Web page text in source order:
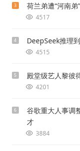
3 荷兰弟遭“河南
4517
4 DeepSeek推理
4515
5 殿堂级艺人黎彼
4201
6
谷歌重大人事调
才
3884